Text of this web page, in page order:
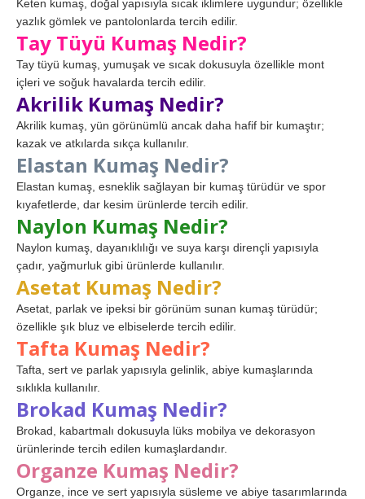
Keten kumaş, doğal yapısıyla sıcak iklimlere uygundur; özellikle
yazlık gömlek ve pantolonlarda tercih edilir.
Tay Tüyü Kumaş Nedir?
Tay tüyü kumaş, yumuşak ve sıcak dokusuyla özellikle mont
içleri ve soğuk havalarda tercih edilir.
Akrilik Kumaş Nedir?
Akrilik kumaş, yün görünümlü ancak daha hafif bir kumaştır;
kazak ve atkılarda sıkça kullanılır.
Elastan Kumaş Nedir?
Elastan kumaş, esneklik sağlayan bir kumaş türüdür ve spor
kıyafetlerde, dar kesim ürünlerde tercih edilir.
Naylon Kumaş Nedir?
Naylon kumaş, dayanıklılığı ve suya karşı dirençli yapısıyla
çadır, yağmurluk gibi ürünlerde kullanılır.
Asetat Kumaş Nedir?
Asetat, parlak ve ipeksi bir görünüm sunan kumaş türüdür;
özellikle şık bluz ve elbiselerde tercih edilir.
Tafta Kumaş Nedir?
Tafta, sert ve parlak yapısıyla gelinlik, abiye kumaşlarında
sıklıkla kullanılır.
Brokad Kumaş Nedir?
Brokad, kabartmalı dokusuyla lüks mobilya ve dekorasyon
ürünlerinde tercih edilen kumaşlardandır.
Organze Kumaş Nedir?
Organze, ince ve sert yapısıyla süsleme ve abiye tasarımlarında